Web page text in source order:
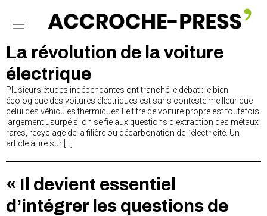
La révolution de la voiture
électrique
Plusieurs études indépendantes ont tranché le débat : le bien
écologique des voitures électriques est sans conteste meilleur que
celui des véhicules thermiques Le titre de voiture propre est toutefois
largement usurpé si on se fie aux questions d’extraction des métaux
rares, recyclage de la filière ou décarbonation de l’électricité. Un
article à lire sur […]
« Il devient essentiel
d’intégrer les questions de